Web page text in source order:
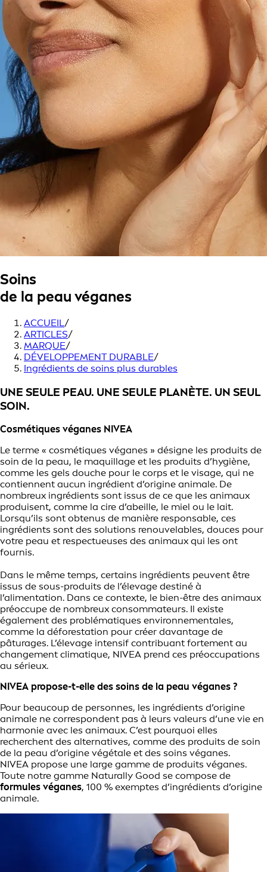
Soins
de la peau véganes
ACCUEIL/
ARTICLES/
MARQUE/
DÉVELOPPEMENT DURABLE/
Ingrédients de soins plus durables
UNE SEULE PEAU. UNE SEULE PLANÈTE. UN SEUL
SOIN.
Cosmétiques véganes NIVEA
Le terme « cosmétiques véganes » désigne les produits de
soin de la peau, le maquillage et les produits d’hygiène,
comme les gels douche pour le corps et le visage, qui ne
contiennent aucun ingrédient d’origine animale. De
nombreux ingrédients sont issus de ce que les animaux
produisent, comme la cire d’abeille, le miel ou le lait.
Lorsqu’ils sont obtenus de manière responsable, ces
ingrédients sont des solutions renouvelables, douces pour
votre peau et respectueuses des animaux qui les ont
fournis.
Dans le même temps, certains ingrédients peuvent être
issus de sous-produits de l’élevage destiné à
l’alimentation. Dans ce contexte, le bien-être des animaux
préoccupe de nombreux consommateurs. Il existe
également des problématiques environnementales,
comme la déforestation pour créer davantage de
pâturages. L’élevage intensif contribuant fortement au
changement climatique, NIVEA prend ces préoccupations
au sérieux.
NIVEA propose-t-elle des soins de la peau véganes ?
Pour beaucoup de personnes, les ingrédients d’origine
animale ne correspondent pas à leurs valeurs d’une vie en
harmonie avec les animaux. C’est pourquoi elles
recherchent des alternatives, comme des produits de soin
de la peau d’origine végétale et des soins véganes.
NIVEA propose une large gamme de produits véganes.
Toute notre gamme Naturally Good se compose de
formules véganes, 100 % exemptes d’ingrédients d’origine
animale.